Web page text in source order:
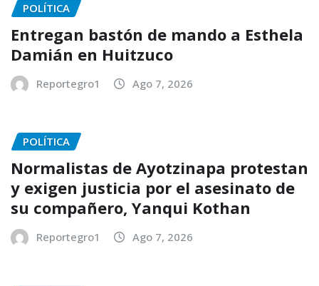
POLÍTICA
Entregan bastón de mando a Esthela
Damián en Huitzuco
Reportegro1 Ago 7, 2026
POLÍTICA
Normalistas de Ayotzinapa protestan
y exigen justicia por el asesinato de
su compañero, Yanqui Kothan
Reportegro1 Ago 7, 2026